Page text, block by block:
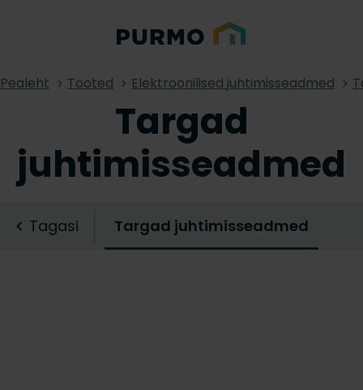
Pealeht Tooted Elektroonilised juhtimisseadmed
Targad
juhtimisseadmed
Tagasi Targad juhtimisseadmed